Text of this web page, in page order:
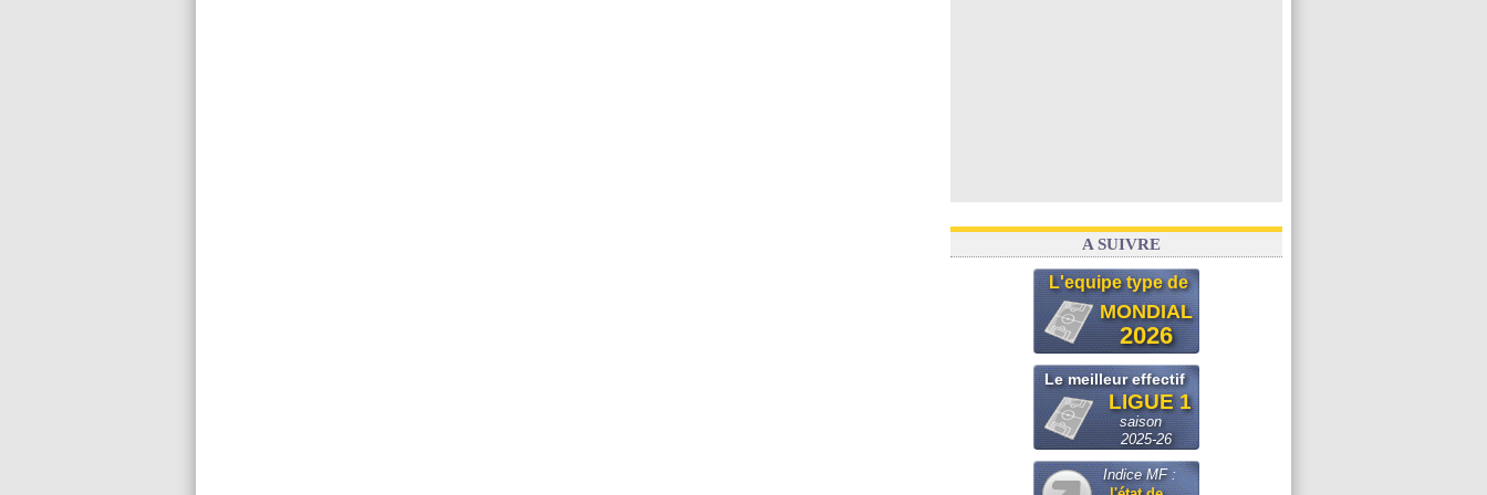
A SUIVRE
L'equipe type de
MONDIAL
2026
Le meilleur effectif
LIGUE 1
saison
2025-26
Indice MF :